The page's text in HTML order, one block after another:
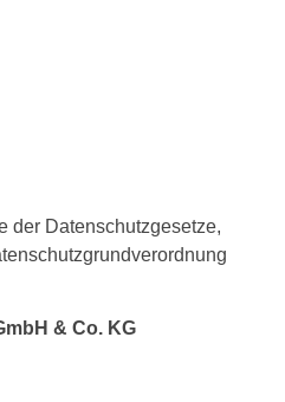
der Datenschutzgesetze,
& Co. KG